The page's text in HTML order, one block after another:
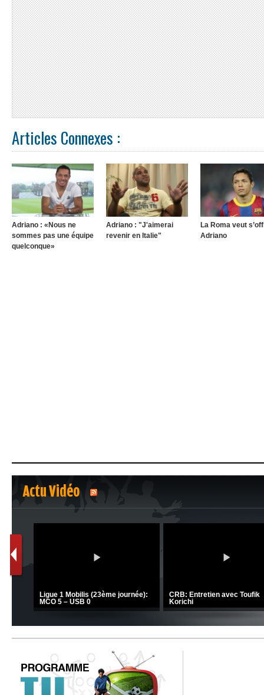
Articles Connexes :
Adriano : «Nous ne
sommes pas une équipe
quelconque»
Adriano : "J'aimerai
revenir en Italie"
La Roma veut
Adriano
Actu Vidéo
1 2
CRB: Entretien avec Toufik
Korichi
Ligue 1 Mobilis (23ème journée):
MCO 5 – USB 0